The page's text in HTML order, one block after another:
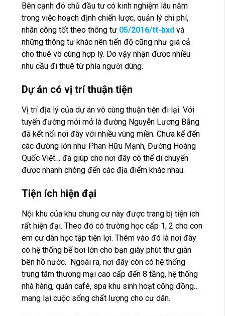
Bên cạnh đó chủ đầu tư có kinh nghiệm lâu năm
trong việc hoạch định chiến lược, quản lý chi phí,
nhân công tốt theo thông tư 05/2016/tt-bxd và
những thông tư khác nên tiến độ cũng như giá cả
cho thuê vô cùng hợp lý. Do vậy nhận được nhiều
nhu cầu đi thuê từ phía người dùng.
Dự án có vị trí thuận tiện
Vị trí địa lý của dự án vô cùng thuận tiện đi lại. Với
tuyến đường mới mở là đường Nguyễn Lương Bằng
đã kết nối nơi đây với nhiều vùng miền. Chưa kể đến
các đường lớn như Phan Hữu Mạnh, Đường Hoàng
Quốc Việt… đã giúp cho nơi đây có thể di chuyển
được nhanh chóng đến các địa điểm khác nhau.
Tiện ích hiện đại
Nội khu của khu chung cư này được trang bị tiện ích
rất hiện đại. Theo đó có trường học cấp 1, 2 cho con
em cư dân học tập tiện lợi. Thêm vào đó là nơi đây
có hệ thống bể bơi lớn cho bạn giây phút thư giãn
bên hồ nước. Ngoài ra, nơi đây còn có hệ thống
trung tâm thương mại cao cấp đến 8 tầng, hệ thống
nhà hàng, quán café, spa khu sinh hoạt cộng đồng…
mang lại cuộc sống chất lượng cho cư dân.